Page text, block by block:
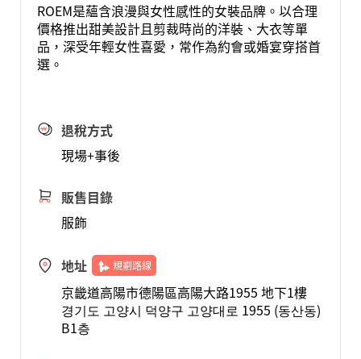
ROEM是蘊含浪漫與女性感性的女裝品牌。以合理
價格推出甜美設計且剪裁時尚的洋裝、大衣等單
品，深受年輕女性喜愛，常作為約會或婚宴穿搭首
選。
退稅方式
現場+事後
販售目錄
服飾
地址 規劃路線
京畿道高陽市德陽區高陽大路1955 地下1樓
경기도 고양시 덕양구 고양대로 1955 (동산동)
B1층